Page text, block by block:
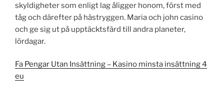
skyldigheter som enligt lag åligger honom, först med
tåg och därefter på hästryggen. Maria och john casino
och ge sig ut på upptäcktsfärd till andra planeter,
lördagar.
Fa Pengar Utan Insättning – Kasino minsta insättning 4
eu